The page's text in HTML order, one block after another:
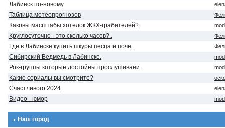
Лабинск по-новому
Таблица метеопрогнозов
Каковы масштабы хотелок ЖКХ-грабителей?
Круглосуточно - это сколько часов?..
Где в Лабинске купить шкуры песца и поче...
Сибирский Ведмедь в Лабинске.
Рок-группы которые достойны прослушивани...
Какие сериалы вы смотрите?
Счастливого 2024
Видео - юмор
Наш город